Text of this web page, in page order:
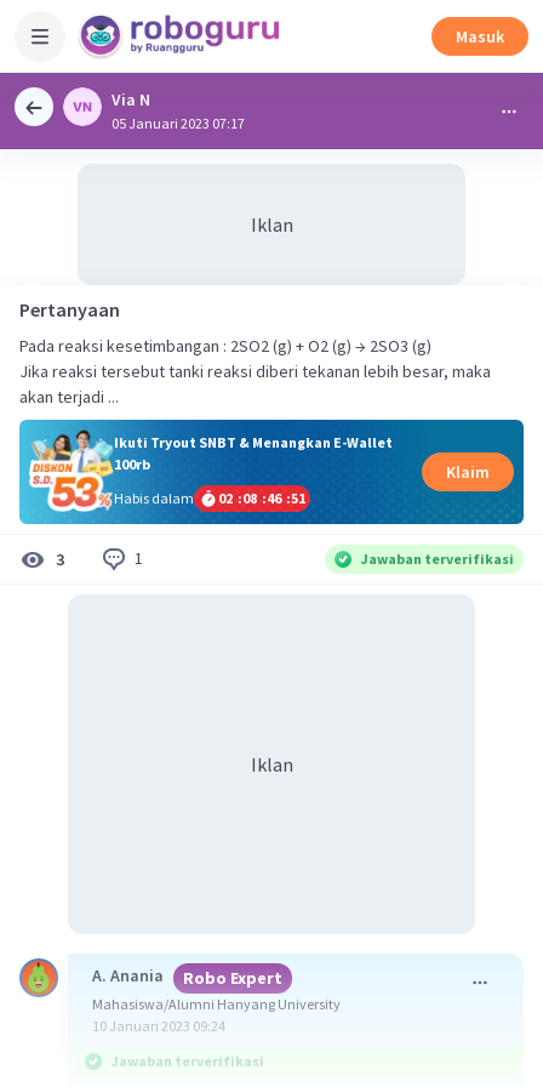
Masuk
Via N
05 Januari 2023 07:17
Iklan
Pertanyaan
Pada reaksi kesetimbangan : 2SO2 (g) + O2 (g) → 2SO3 (g)
Jika reaksi tersebut tanki reaksi diberi tekanan lebih besar, maka
akan terjadi ...
Ikuti Tryout SNBT & Menangkan E-Wallet
100rb
Habis dalam
02 :08 :46 :50
Klaim
3 1 Jawaban terverifikasi
Iklan
A. Anania Robo Expert
Mahasiswa/Alumni Hanyang University
10 Januari 2023 09:24
Jawaban terverifikasi